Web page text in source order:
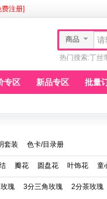
费注册]
商品
热门搜索:丁丝
专区 新品专区 批量
套装 色卡/目录册
瓣花 圆盘花 叶饰花 童
瑰 3分三角玫瑰 2分茶玫瑰